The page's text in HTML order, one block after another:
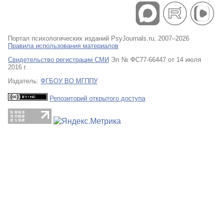
Портал психологических изданий PsyJournals.ru, 2007–2026
Правила использования материалов
Свидетельство регистрации СМИ Эл № ФС77-66447 от 14 июля
2016 г.
Издатель: ФГБОУ ВО МГППУ
Репозиторий открытого доступа